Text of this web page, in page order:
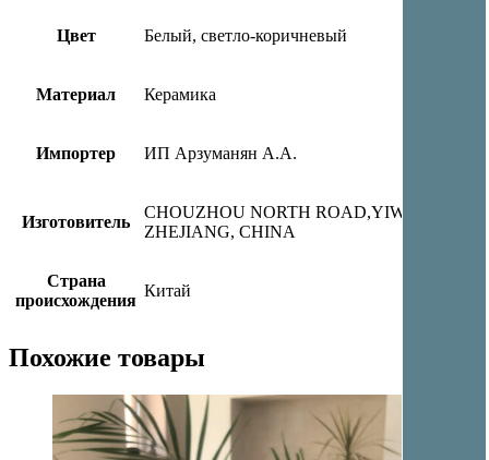
Цвет Белый, светло-коричневый
Материал Керамика
Импортер ИП Арзуманян А.А.
Изготовитель
CHOUZHOU NORTH ROAD,YIWU CITY,
ZHEJIANG, CHINA
Страна
происхождения
Китай
Похожие товары